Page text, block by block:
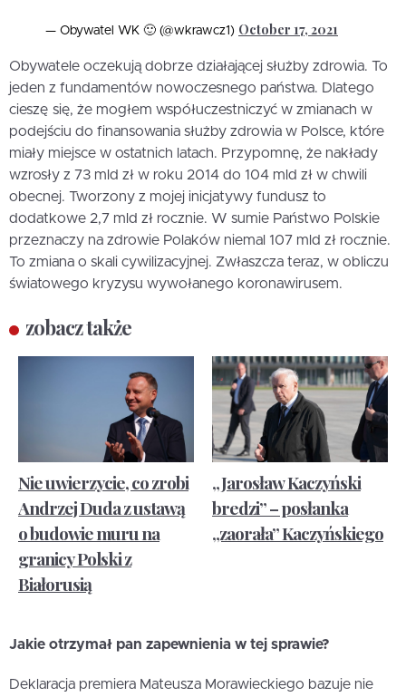
— Obywatel WK 🙂 (@wkrawcz1) October 17, 2021
Obywatele oczekują dobrze działającej służby zdrowia. To
jeden z fundamentów nowoczesnego państwa. Dlatego
cieszę się, że mogłem współuczestniczyć w zmianach w
podejściu do finansowania służby zdrowia w Polsce, które
miały miejsce w ostatnich latach. Przypomnę, że nakłady
wzrosły z 73 mld zł w roku 2014 do 104 mld zł w chwili
obecnej. Tworzony z mojej inicjatywy fundusz to
dodatkowe 2,7 mld zł rocznie. W sumie Państwo Polskie
przeznaczy na zdrowie Polaków niemal 107 mld zł rocznie.
To zmiana o skali cywilizacyjnej. Zwłaszcza teraz, w obliczu
światowego kryzysu wywołanego koronawirusem.
zobacz także
Nie uwierzycie, co zrobi
Andrzej Duda z ustawą
o budowie muru na
granicy Polski z
Białorusią
„Jarosław Kaczyński
bredzi” – posłanka
„zaorała” Kaczyńskiego
Jakie otrzymał pan zapewnienia w tej sprawie?
Deklaracja premiera Mateusza Morawieckiego bazuje nie